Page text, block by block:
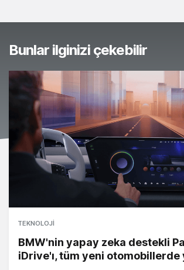
Bunlar ilginizi çekebilir
TEKNOLOJI
BMW'nin yapay zeka destekli
iDrive'ı, tüm yeni otomobillerde